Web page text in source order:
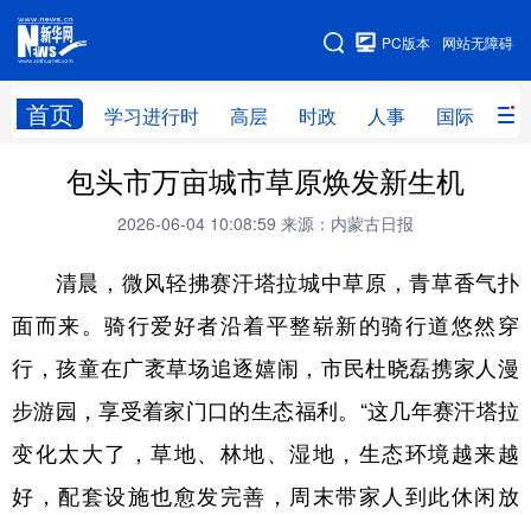
网站无障碍
PC版本
首页 学习进行时 高层 时政 人事 国际 财
网站地图
学习进行时 高层 时政 人事
财经 网评
台湾 思客智库 全球连线 教育
科技 科创 量子 体育
文化 书画 健康 军事
访谈 视频 图片 政务
包头市万亩城市草原焕发新生机
2026-06-04 10:08:59 来源：内蒙古日报
清晨，微风轻拂赛汗塔拉城中草原，青草香气扑
面而来。骑行爱好者沿着平整崭新的骑行道悠然穿
行，孩童在广袤草场追逐嬉闹，市民杜晓磊携家人漫
步游园，享受着家门口的生态福利。“这几年赛汗塔拉
变化太大了，草地、林地、湿地，生态环境越来越
好，配套设施也愈发完善，周末带家人到此休闲放